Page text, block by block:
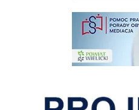
pomoc prawna wieliczka